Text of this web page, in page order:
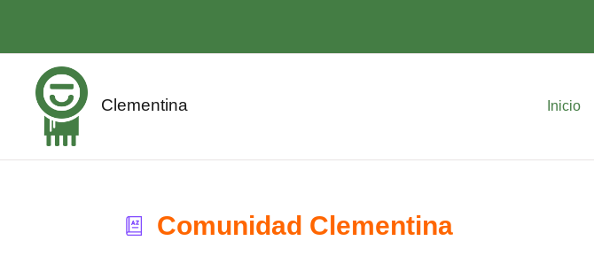
Clementina Inicio
Comunidad Clementina